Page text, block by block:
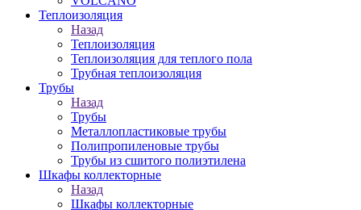
Теплоизоляция
Назад
Теплоизоляция
Теплоизоляция для теплого пола
Трубная теплоизоляция
Трубы
Назад
Трубы
Металлопластиковые трубы
Полипропиленовые трубы
Трубы из сшитого полиэтилена
Шкафы коллекторные
Назад
Шкафы коллекторные